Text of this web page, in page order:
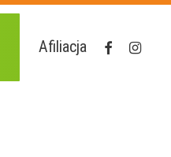
Afiliacja facebook